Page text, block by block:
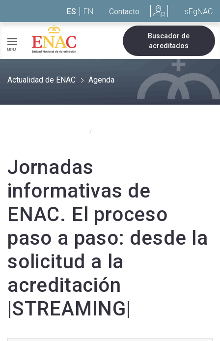
ES EN Contacto sEgNAC
MENÚ
Buscador de
acreditados
Actualidad de ENAC Agenda
/
Jornadas
informativas de
ENAC. El proceso
paso a paso: desde la
solicitud a la
acreditación
|STREAMING|